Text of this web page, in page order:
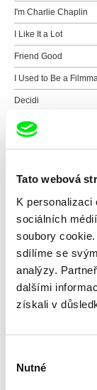
Tato webová
K
sociálních
soubory
sdílíme se
analýzy.
dalšími
získali v
souhlasu
Nutné
I'm Charlie Chaplin
I Like It a Lot
Friend Good
I Used to Be a
Decidi
Prayer
Drop
Restricted
A Pregnant Moment
Human Remains
Period Piece
Brain in the Desert